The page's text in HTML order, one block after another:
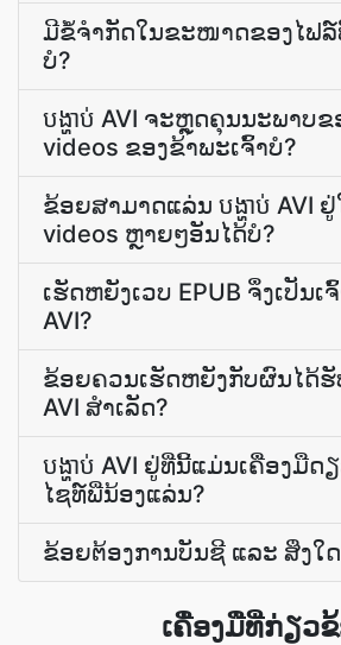
ມີ​ຂໍ້​ຈຳກັດ​ໃນ​ຂະໜາດ​ຂອງ​ໄຟລ໌​ທີ່
ບໍ?
បង្ហាប់ AVI ຈະຫຼຸດຄຸນນະພາບຂ
videos ຂອງຂ້າພະເຈົ້າບໍ?
ຂ້ອຍສາມາດ​ແລ່ນ ​បង្ហាប់ AVI ຢູ່
videos ຫຼາຍໆອັນໄດ້ບໍ?
ເຮັດ​ຫຍັງ​ເວບ EPUB ຈຶ່ງ​ເປັນ​ເຈົ້
AVI?
ຂ້ອຍຄວນເຮັດຫຍັງກັບຜົນໄດ້ຮັບ
AVI ສໍາເລັດ?
បង្ហាប់ AVI ຢູ່ທີ່ນີ້ແມ່ນເຄື່ອງມືດ
ໄຊທ໌ພີ່ນ້ອງແລ່ນ?
ຂ້ອຍຕ້ອງການບັນຊີ ແລະ ສິ່ງໃ
ເຄື່ອງມືທີ່ກ່ຽວ